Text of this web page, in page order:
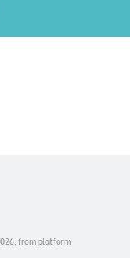
from platform